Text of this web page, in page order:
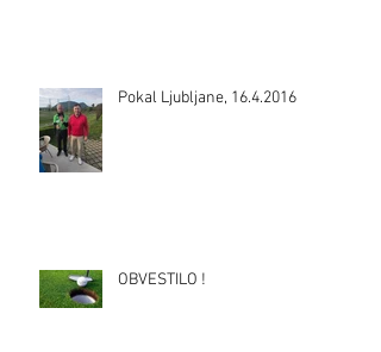
Pokal Ljubljane, 16.4.2016
OBVESTILO !